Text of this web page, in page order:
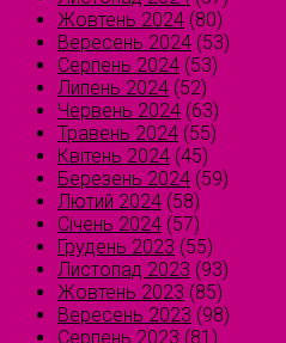
Жовтень 2024 (80)
Вересень 2024 (53)
Серпень 2024 (53)
Липень 2024 (52)
Червень 2024 (63)
Травень 2024 (55)
Квітень 2024 (45)
Березень 2024 (59)
Лютий 2024 (58)
Січень 2024 (57)
Грудень 2023 (55)
Листопад 2023 (93)
Жовтень 2023 (85)
Вересень 2023 (98)
Серпень 2023 (81)